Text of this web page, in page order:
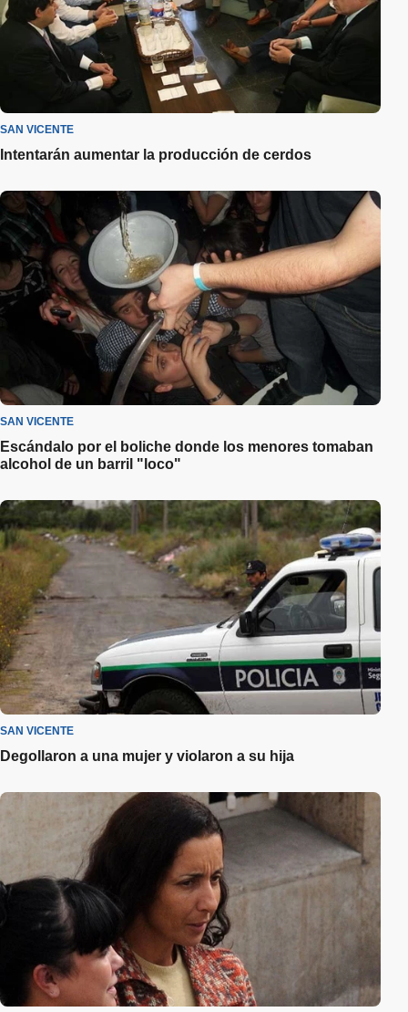
SAN VICENTE
Intentarán aumentar la producción de cerdos
SAN VICENTE
Escándalo por el boliche donde los menores tomaban
alcohol de un barril "loco"
SAN VICENTE
Degollaron a una mujer y violaron a su hija